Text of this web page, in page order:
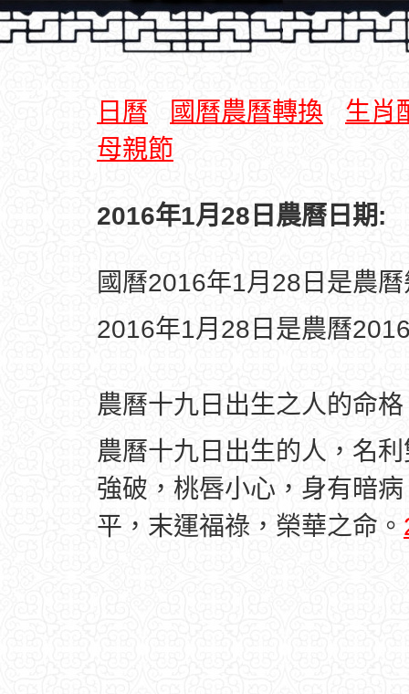
日曆 國曆農曆轉換
生肖
母親節
2016年1月28日農曆日期:
國曆2016年1月28日是農
2016年1月28日是農曆
農曆十九日出生之人的命
農曆十九日出生的人，名
強破，桃唇小心，身有暗
平，末運福祿，榮華之命。